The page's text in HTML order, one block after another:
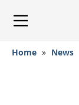
Home » News